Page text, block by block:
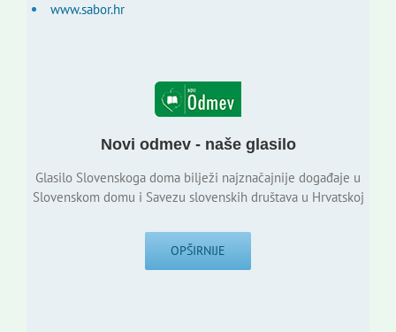
www.sabor.hr
Novi odmev - naše glasilo
Glasilo Slovenskoga doma bilježi najznačajnije događaje u
Slovenskom domu i Savezu slovenskih društava u Hrvatskoj
OPŠIRNIJE